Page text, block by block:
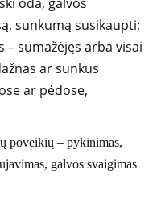
sunkumą susikaupti;
sumažėjęs arba visai
ar sunkus
ar pėdose,
poveikių – pykinimas,
galvos svaigimas